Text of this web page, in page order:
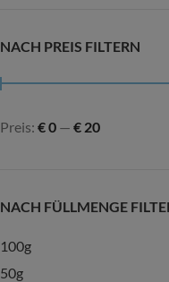
NACH PREIS FILTERN
Preis: € 0 — € 20
NACH FÜLLMENGE
100g
50g